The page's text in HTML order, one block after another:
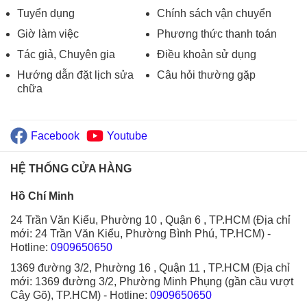
Tuyển dụng
Giờ làm việc
Tác giả, Chuyên gia
Hướng dẫn đặt lịch sửa
chữa
Chính sách vận chuyển
Phương thức thanh toán
Điều khoản sử dụng
Câu hỏi thường gặp
Facebook Youtube
HỆ THỐNG CỬA HÀNG
Hồ Chí Minh
24 Trần Văn Kiểu, Phường 10 , Quận 6 , TP.HCM (Địa chỉ
mới: 24 Trần Văn Kiểu, Phường Bình Phú, TP.HCM) -
Hotline: 0909650650
1369 đường 3/2, Phường 16 , Quận 11 , TP.HCM (Địa chỉ
mới: 1369 đường 3/2, Phường Minh Phụng (gần cầu vượt
Cây Gõ), TP.HCM) - Hotline: 0909650650